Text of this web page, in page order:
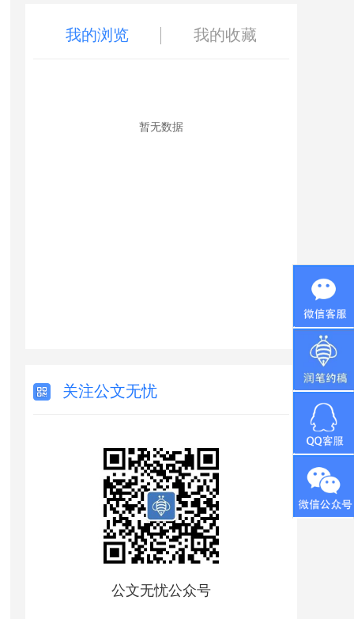
我的浏览 我的收藏
暂无数据
关注公文无忧
公文无忧公众号